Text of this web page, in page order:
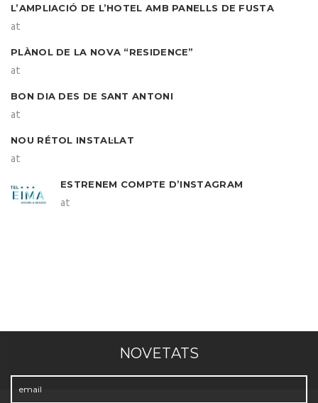
L’AMPLIACIÓ DE L’HOTEL AMB PANELLS DE FUSTA
at
PLÀNOL DE LA NOVA “RESIDENCE”
at
BON DIA DES DE SANT ANTONI
at
NOU RÉTOL INSTAL·LAT
at
ESTRENEM COMPTE D’INSTAGRAM
at
NOVETATS